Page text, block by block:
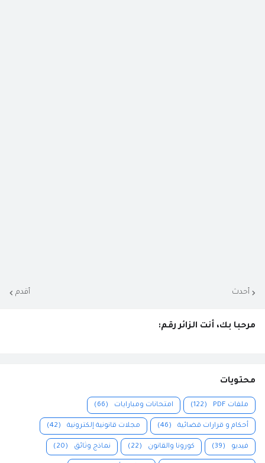
أحدث أقدم
مرحبا بك، أنت الزائر رقم:
محتويات
ملفات PDF (122) امتحانات ومبارايات (66)
أحكام و قرارات قضائية (46) مجلات قانونية إلكترونية (42)
فيديو (39) كورونا والقانون (22) نماذج وثائق (20)